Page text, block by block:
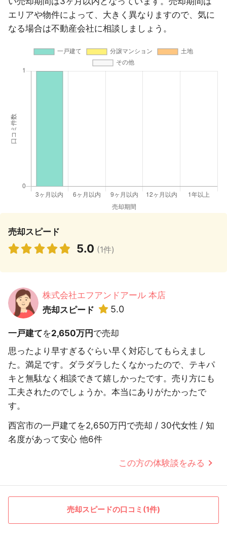
エリアや物件によって、大きく異なりますので、気に
なる場合は不動産会社に相談しましょう。
売却スピード
5.0 (1件)
株式会社エフアンドアール 本店
売却スピード
5.0
一戸建てを2,650万円で売却
思ったより早すぎるぐらい早く対応してもらえまし
た。満足です。ダラダラしたくなかったので、テキパ
キと無駄なく相談できて嬉しかったです。売り方にも
工夫されたのでしょうか。本当にありがたかったで
す。
西宮市の一戸建てを2,650万円で売却 / 30代女性 / 知
名度があって安心 他6件
この方の体験談をみる
売却スピードの口コミ(1件)